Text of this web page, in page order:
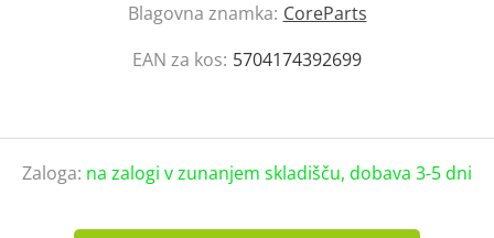
Blagovna znamka: CoreParts
EAN za kos: 5704174392699
Zaloga: na zalogi v zunanjem skladišču, dobava 3-5 dni